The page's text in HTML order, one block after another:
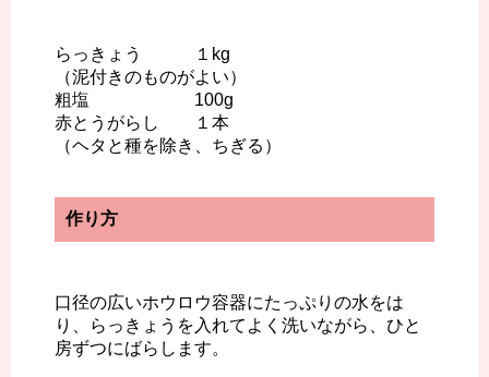
らっきょう １kg
（泥付きのものがよい）
粗塩 100g
赤とうがらし １本
（ヘタと種を除き、ちぎる）
作り方
口径の広いホウロウ容器にたっぷりの水をは
り、らっきょうを入れてよく洗いながら、ひと
房ずつにばらします。